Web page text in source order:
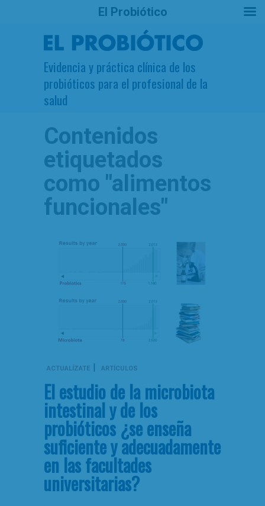
Evidencia y práctica clínica de los
probióticos para el profesional de la
salud
Contenidos
etiquetados
como "alimentos
funcionales"
ACTUALÍZATE | ARTÍCULOS
El estudio de la microbiota
intestinal y de los
probióticos ¿se enseña
suficiente y adecuadamente
en las facultades
universitarias?
El Probiótico